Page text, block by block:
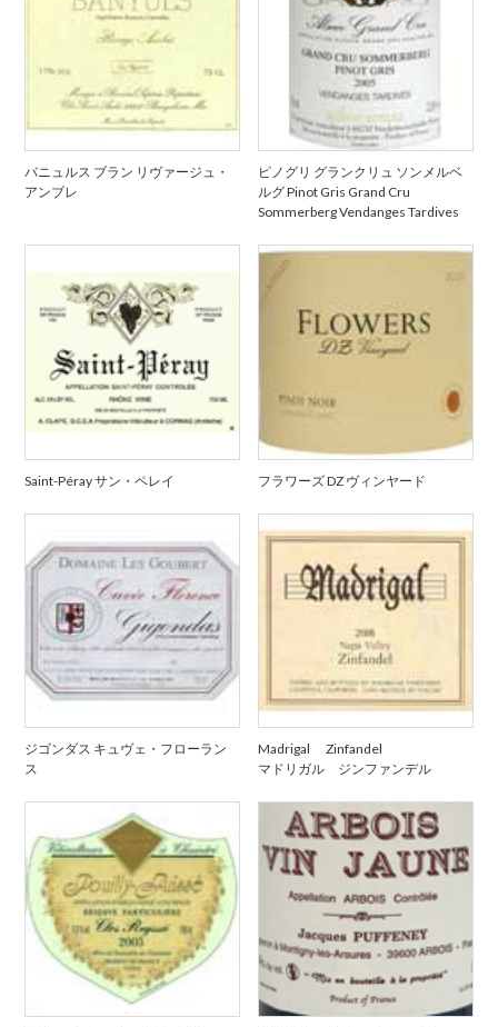
バニュルス ブラン リヴァージュ・
アンブレ
ピノグリ グランクリュ ソンメルベ
ルグ Pinot Gris Grand Cru
Sommerberg Vendanges Tardives
Saint-Péray サン・ペレイ フラワーズ DZ ヴィンヤード
ジゴンダス キュヴェ・フローラン
ス
Madrigal Zinfandel
マドリガル ジンファンデル